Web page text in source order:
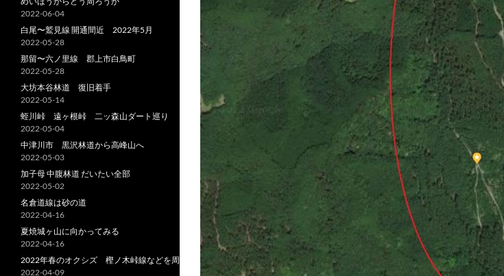
2022-06-04
白尾〜鷲見線 開通間近 2022年5月
2022-05-28
那留〜六ノ里線 郡上市白鳥町
2022-05-28
大坊本谷林道 復旧着手
2022-05-14
蛭川峠 遠ヶ根峠 二ッ森山ダート巡り
2022-05-04
中津川市 黒沢林道から高峰山へ
2022-05-03
加子母 中腹林道 だいたい全部
2022-05-02
名倉道線は砂の道
2022-04-16
夏焼城ヶ山に向かってみる
2022-04-16
2022年春のオクシズ 樫ノ木峠線などを周る
2022-04-09